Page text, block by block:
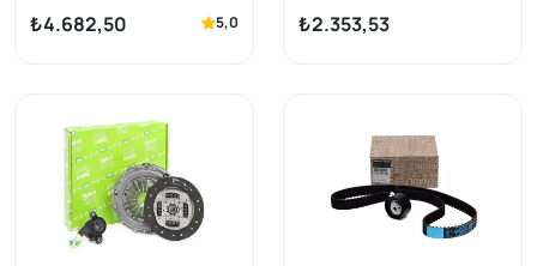
Triger Seti Mais Marka
₺4.682,50 5,0 ₺2.353,53